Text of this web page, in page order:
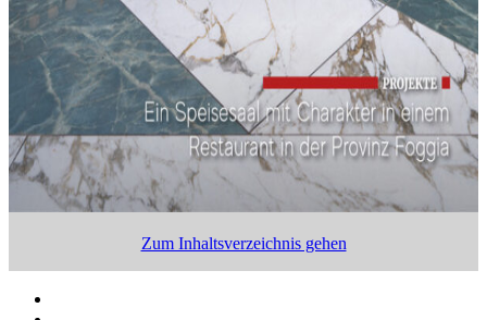
Zum Inhaltsverzeichnis gehen